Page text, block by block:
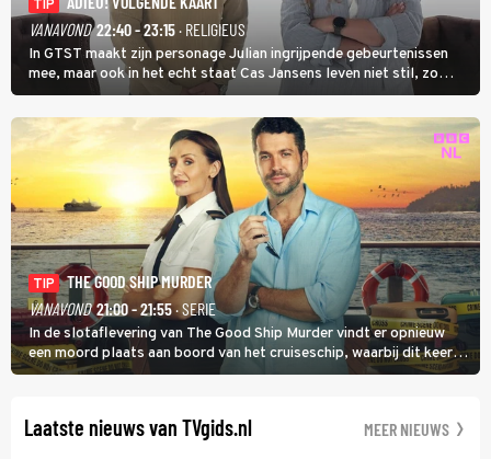
TIP
VANAVOND 22:40 - 23:15· RELIGIEUS
In GTST maakt zijn personage Julian ingrijpende gebeurtenissen
mee, maar ook in het echt staat Cas Jansens leven niet stil, zo
vertelt hij in Adieu! Volgende Kaart.
TIP
THE GOOD SHIP MURDER
VANAVOND 21:00 - 21:55· SERIE
In de slotaflevering van The Good Ship Murder vindt er opnieuw
een moord plaats aan boord van het cruiseschip, waarbij dit keer
een bemanningslid het slachtoffer is en kapitein Marlowe de dader
Laatste nieuws van TVgids.nl MEER NIEUWS